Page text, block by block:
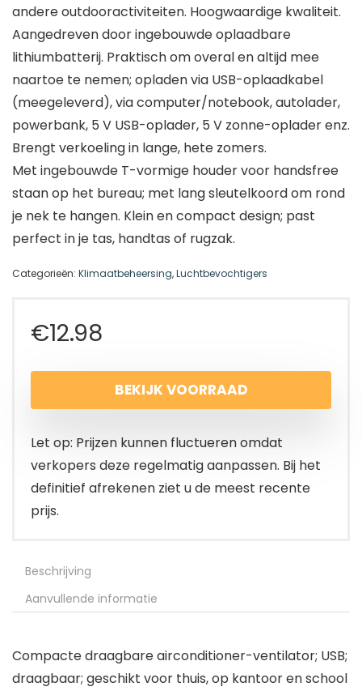
andere outdooractiviteiten. Hoogwaardige kwaliteit.
Aangedreven door ingebouwde oplaadbare
lithiumbatterij. Praktisch om overal en altijd mee
naartoe te nemen; opladen via USB-oplaadkabel
(meegeleverd), via computer/notebook, autolader,
powerbank, 5 V USB-oplader, 5 V zonne-oplader enz.
Brengt verkoeling in lange, hete zomers.
Met ingebouwde T-vormige houder voor handsfree
staan op het bureau; met lang sleutelkoord om rond
je nek te hangen. Klein en compact design; past
perfect in je tas, handtas of rugzak.
Categorieën: Klimaatbeheersing,Luchtbevochtigers
€12.98
BEKIJK VOORRAAD
Let op: Prijzen kunnen fluctueren omdat
verkopers deze regelmatig aanpassen. Bij het
definitief afrekenen ziet u de meest recente
prijs.
Beschrijving
Aanvullende informatie
Compacte draagbare airconditioner-ventilator; USB;
draagbaar; geschikt voor thuis, op kantoor en school